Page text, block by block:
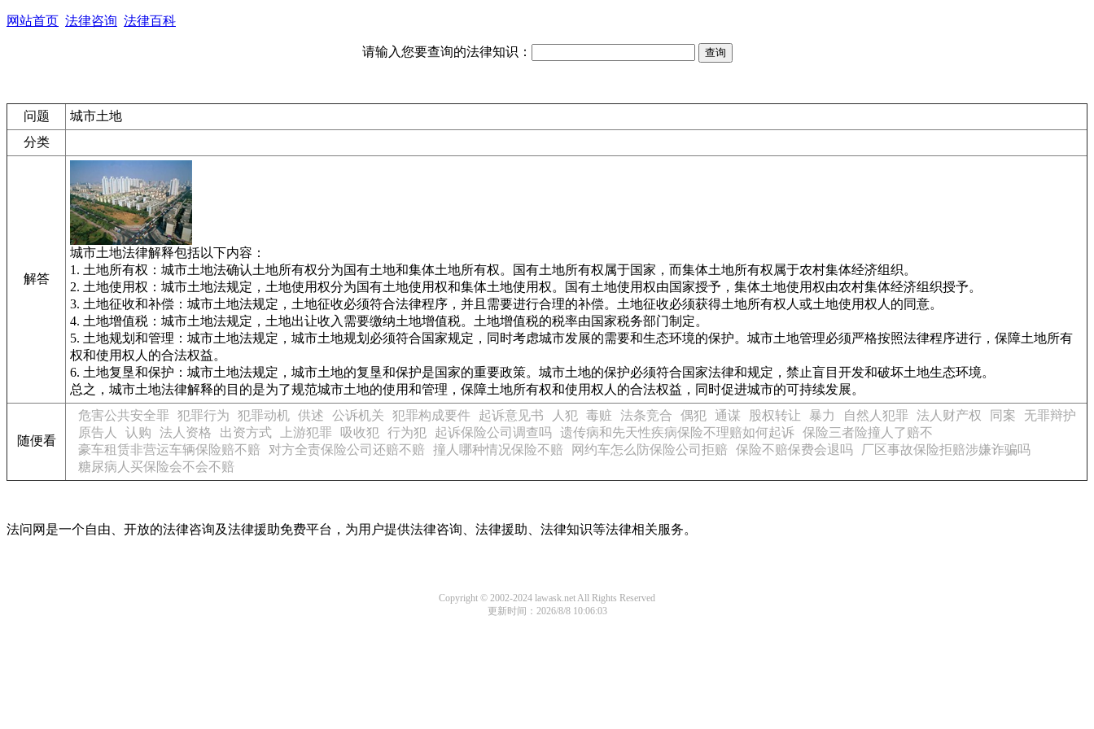
网站首页 法律咨询 法律百科
请输入您要查询的法律知识：
问题
城市土地
分类
解答
城市土地法律解释包括以下内容：
1. 土地所有权：城市土地法确认土地所有权分为国有土地和集体土地所有权。国有土地所有权属于国家，而集体土地所有权属于农村集体经济组织。
2. 土地使用权：城市土地法规定，土地使用权分为国有土地使用权和集体土地使用权。国有土地使用权由国家授予，集体土地使用权由农村集体经济组织授予。
3. 土地征收和补偿：城市土地法规定，土地征收必须符合法律程序，并且需要进行合理的补偿。土地征收必须获得土地所有权人或土地使用权人的同意。
4. 土地增值税：城市土地法规定，土地出让收入需要缴纳土地增值税。土地增值税的税率由国家税务部门制定。
5. 土地规划和管理：城市土地法规定，城市土地规划必须符合国家规定，同时考虑城市发展的需要和生态环境的保护。城市土地管理必须严格按照法律程序进行，保障土地所有
权和使用权人的合法权益。
6. 土地复垦和保护：城市土地法规定，城市土地的复垦和保护是国家的重要政策。城市土地的保护必须符合国家法律和规定，禁止盲目开发和破坏土地生态环境。
总之，城市土地法律解释的目的是为了规范城市土地的使用和管理，保障土地所有权和使用权人的合法权益，同时促进城市的可持续发展。
随便看
危害公共安全罪 犯罪行为 犯罪动机 供述 公诉机关 犯罪构成要件 起诉意见书 人犯 毒赃 法条竞合 偶犯 通谋 股权转让 暴力 自然人犯罪 法人财产权 同案
无罪辩护
原告人
认购 法人资格 出资方式 上游犯罪 吸收犯 行为犯 起诉保险公司调查吗 遗传病和先天性疾病保险不理赔如何起诉 保险三者险撞人了赔不
豪车租赁非营运车辆保险赔不赔
对方全责保险公司还赔不赔 撞人哪种情况保险不赔 网约车怎么防保险公司拒赔 保险不赔保费会退吗
厂区事故保险拒赔涉嫌诈骗吗
糖尿病人买保险会不会不赔
法问网是一个自由、开放的法律咨询及法律援助免费平台，为用户提供法律咨询、法律援助、法律知识等法律相关服务。
Copyright © 2002-2024 lawask.net All Rights Reserved
更新时间：2026/8/8 10:06:03